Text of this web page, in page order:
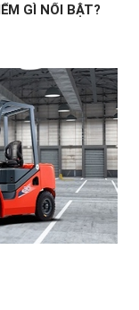
GÌ NỔI BẬT?